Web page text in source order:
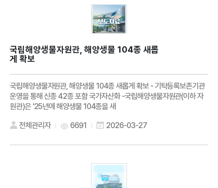
국립해양생물자원관, 해양생물 104종 새롭
게 확보
국립해양생물자원관, 해양생물 104종 새롭게 확보 - 기탁등록보존기관
운영을 통해 신종 42종 포함 국가자산화 -국립해양생물자원관(이하 자
원관)은 '25년에 해양생물 104종을 새
전체관리자 6691 2026-03-27